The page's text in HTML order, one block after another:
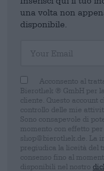
una volta non
disponibile.
Acconsento al
Bierothek ® GmbH per
cliente. Questo account
controllo delle mie
Sono consapevole di
momento con effetto
shop@bierothek.de. La
pregiudica la liceità del
consenso fino al
disponibili nel nostro